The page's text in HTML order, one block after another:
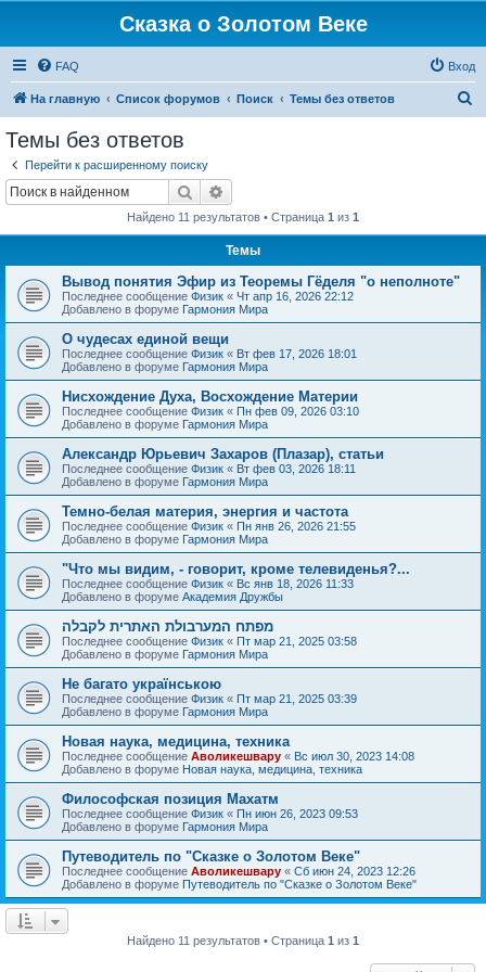
Сказка о Золотом Веке
FAQ Вход
На главную Список форумов Поиск Темы без ответов
Темы без ответов
Перейти к расширенному поиску
Поиск
Найдено 11 результатов • Страница 1 из 1
Темы
Вывод понятия Эфир из Теоремы Гёделя "о неполноте"
Последнее сообщение Физик « Чт апр 16, 2026 22:12
Добавлено в форуме Гармония Мира
О чудесах единой вещи
Последнее сообщение Физик « Вт фев 17, 2026 18:01
Добавлено в форуме Гармония Мира
Нисхождение Духа, Восхождение Материи
Последнее сообщение Физик « Пн фев 09, 2026 03:10
Добавлено в форуме Гармония Мира
Александр Юрьевич Захаров (Плазар), статьи
Последнее сообщение Физик « Вт фев 03, 2026 18:11
Добавлено в форуме Гармония Мира
Темно-белая материя, энергия и частота
Последнее сообщение Физик « Пн янв 26, 2026 21:55
Добавлено в форуме Гармония Мира
"Что мы видим, - говорит, кроме телевиденья?...
Последнее сообщение Физик « Вс янв 18, 2026 11:33
Добавлено в форуме Академия Дружбы
מפתח המערבולת האתרית לקבלה
Последнее сообщение Физик « Пт мар 21, 2025 03:58
Добавлено в форуме Гармония Мира
Не багато українською
Последнее сообщение Физик « Пт мар 21, 2025 03:39
Добавлено в форуме Гармония Мира
Новая наука, медицина, техника
Последнее сообщение Аволикешвару « Вс июл 30, 2023 14:08
Добавлено в форуме Новая наука, медицина, техника
Философская позиция Махатм
Последнее сообщение Физик « Пн июн 26, 2023 09:53
Добавлено в форуме Гармония Мира
Путеводитель по "Сказке о Золотом Веке"
Последнее сообщение Аволикешвару « Сб июн 24, 2023 12:26
Добавлено в форуме Путеводитель по "Сказке о Золотом Веке"
Найдено 11 результатов • Страница 1 из 1